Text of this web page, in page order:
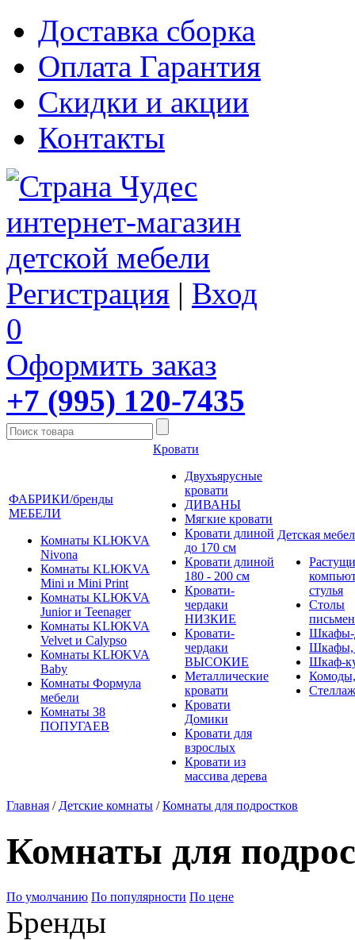
Доставка сборка
Оплата Гарантия
Скидки и акции
Контакты
Регистрация | Вход
0
Оформить заказ
+7 (995) 120-7435
ФАБРИКИ/бренды
МЕБЕЛИ
Комнаты KLЮKVA
Nivona
Комнаты KLЮKVA
Mini и Mini Print
Комнаты KLЮKVA
Junior и Teenager
Комнаты KLЮKVA
Velvet и Calypso
Комнаты KLЮKVA
Baby
Комнаты Формула
мебели
Комнаты 38
ПОПУГАЕВ
Кровати
Двухъярусные
кровати
ДИВАНЫ
Мягкие кровати
Кровати длиной
до 170 см
Кровати длиной
180 - 200 см
Кровати-
чердаки
НИЗКИЕ
Кровати-
чердаки
ВЫСОКИЕ
Металлические
кровати
Кровати
Домики
Кровати для
взрослых
Кровати из
массива дерева
Детская
стулья
Столы
Шкафы-
Шкафы,
Шкаф-
Главная / Детские комнаты /Комнаты для подростков
Комнаты для
По умолчанию По популярности По цене
Бренды